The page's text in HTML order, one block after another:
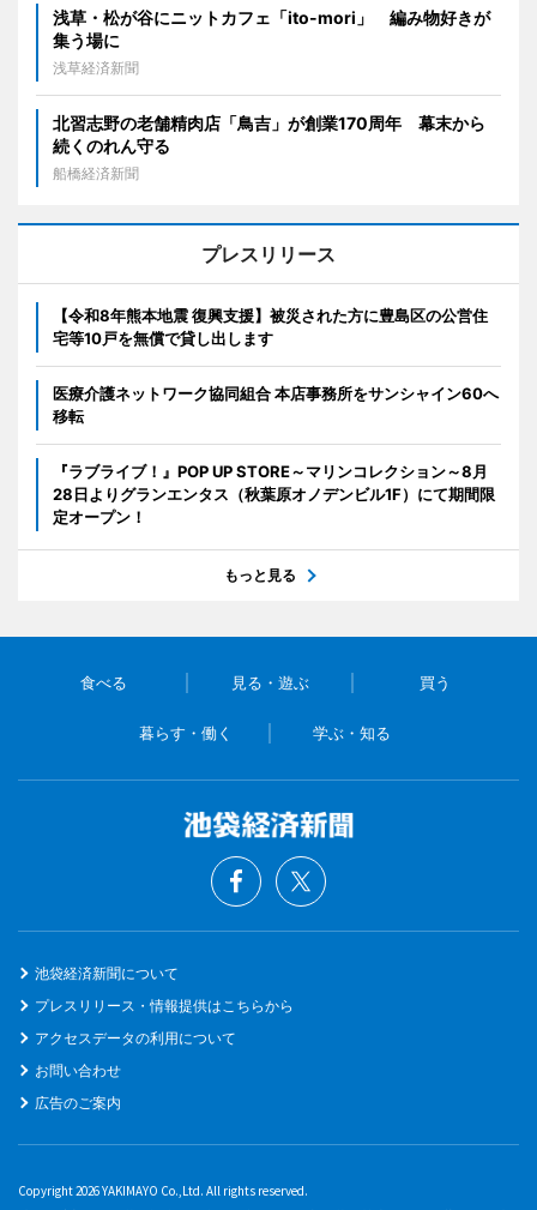
浅草・松が谷にニットカフェ「ito-mori」 編み物好きが
集う場に
浅草経済新聞
北習志野の老舗精肉店「鳥吉」が創業170周年 幕末から
続くのれん守る
船橋経済新聞
プレスリリース
【令和8年熊本地震 復興支援】被災された方に豊島区の公営住
宅等10戸を無償で貸し出します
医療介護ネットワーク協同組合 本店事務所をサンシャイン60へ
移転
『ラブライブ！』POP UP STORE～マリンコレクション～8月
28日よりグランエンタス（秋葉原オノデンビル1F）にて期間限
定オープン！
もっと見る
食べる 見る・遊ぶ 買う
暮らす・働く 学ぶ・知る
池袋経済新聞について
プレスリリース・情報提供はこちらから
アクセスデータの利用について
お問い合わせ
広告のご案内
Copyright 2026 YAKIMAYO Co.,Ltd. All rights reserved.